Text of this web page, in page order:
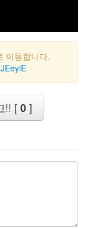
이동합니다.
!! [0 ]